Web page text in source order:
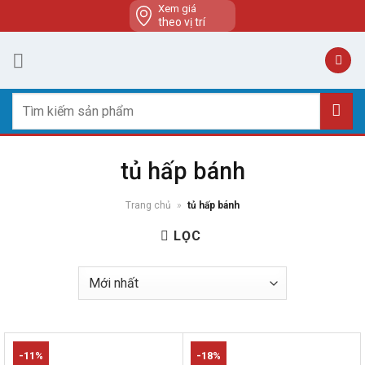
to
content
Xem giá
theo vị trí
kiếm:
tủ hấp bánh
Trang chủ » tủ hấp bánh
LỌC
-11% -18%